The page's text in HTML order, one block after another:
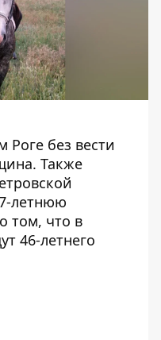
Роге без вести
. Также
летнюю
том, что в
46-летнего